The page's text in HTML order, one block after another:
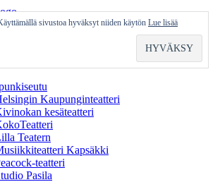
Kaupunginteatteri
kesäteatteri
Teatern
Kapsäkki
teatteri
Pasila
sivustoa hyväksyt niiden käytön Lue lisää